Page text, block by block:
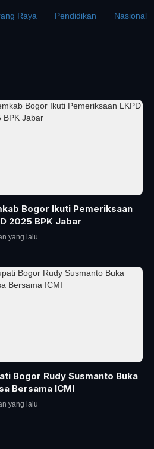
Raya Pendidikan Nasional
Bogor Ikuti Pemeriksaan
2025 BPK Jabar
yang lalu
Bogor Rudy Susmanto Buka
Bersama ICMI
yang lalu